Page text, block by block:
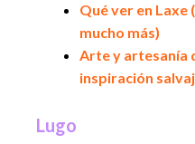
Qué ver en Laxe
mucho más)
Arte y artesanía
inspiración
Lugo